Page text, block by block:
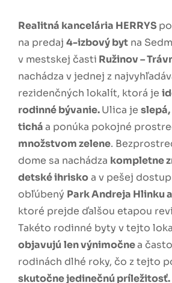
Realitná kancelária HERRYS
na predaj 4-izbový byt na
v mestskej časti Ružinov –
nachádza v jednej z
rezidenčných lokalít, ktorá je
rodinné bývanie.Ulica je
ticháa ponúka pokojné
množstvom zelene.
dome sa nachádza kompletne
detské ihriskoa v pešej
obľúbený Park Andreja Hlinku a
ktoré prejde ďalšou etapou
Takéto rodinné byty v tejto
objavujú len výnimočnea
rodinách dlhé roky, čo z tejto
skutočne jedinečnú príležitosť.